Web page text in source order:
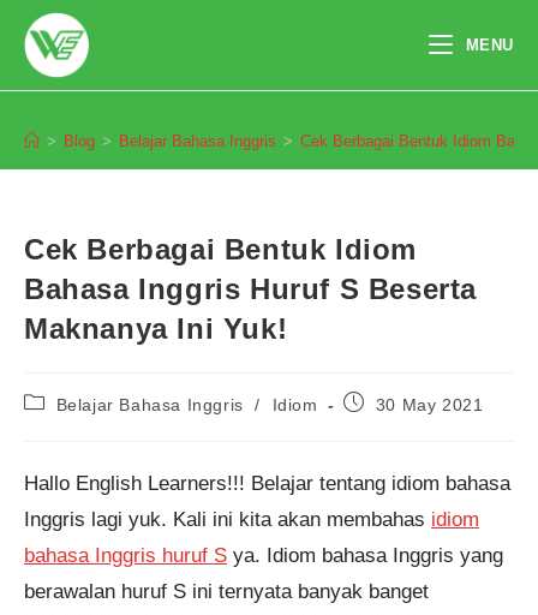
content
MENU
> Blog > Belajar Bahasa Inggris > Cek Berbagai Bentuk Idiom
Cek Berbagai Bentuk Idiom
Bahasa Inggris Huruf S Beserta
Maknanya Ini Yuk!
PostBelajar Bahasa Inggris / Idiom
Post30 May 2021
Hallo English Learners!!! Belajar tentang idiom bahasa
Inggris lagi yuk. Kali ini kita akan membahas idiom
bahasa Inggris huruf S ya. Idiom bahasa Inggris yang
berawalan huruf S ini ternyata banyak banget